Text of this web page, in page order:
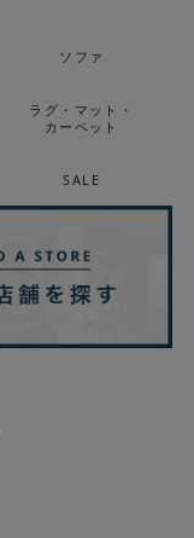
ソファ
ラグ・マット・
カーペット
SALE